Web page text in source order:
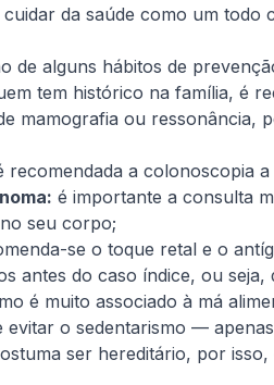
da saúde como um
de alguns hábitos de
tem histórico na família, é
mamografia ou ressonância,
recomendada a colonoscopia
é importante a consulta
seu corpo;
se o toque retal e o
antes do caso índice, ou
é muito associado à má
o sedentarismo —
ser hereditário, por